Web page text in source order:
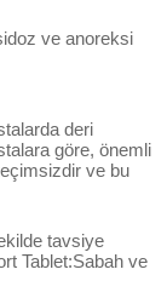
ve anoreksi
deri
göre, önemli
ve bu
tavsiye
Tablet:Sabah ve